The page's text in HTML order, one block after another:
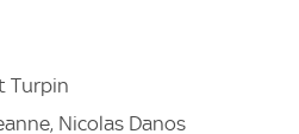
Turpin
Nicolas Danos